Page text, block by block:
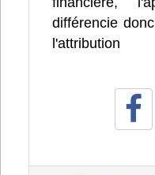
différencie
l'attribution